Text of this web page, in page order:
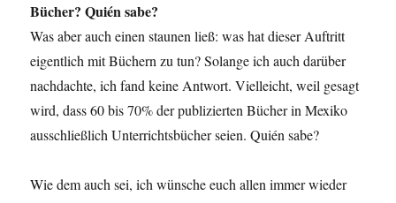
Bücher? Quién sabe?
Was aber auch einen staunen ließ: was hat dieser Auftritt
eigentlich mit Büchern zu tun? Solange ich auch darüber
nachdachte, ich fand keine Antwort. Vielleicht, weil gesagt
wird, dass 60 bis 70% der publizierten Bücher in Mexiko
ausschließlich Unterrichtsbücher seien. Quién sabe?
Wie dem auch sei, ich wünsche euch allen immer wieder